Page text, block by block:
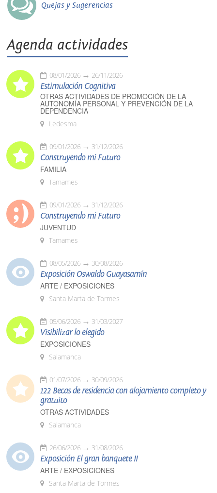
Quejas y Sugerencias
Agenda actividades
08/01/2026 26/11/2026
Estimulación Cognitiva
OTRAS ACTIVIDADES DE PROMOCIÓN DE LA
AUTONOMÍA PERSONAL Y PREVENCIÓN DE LA
DEPENDENCIA
Ledesma
09/01/2026 31/12/2026
Construyendo mi Futuro
FAMILIA
Tamames
09/01/2026 31/12/2026
Construyendo mi Futuro
JUVENTUD
Tamames
08/05/2026 30/08/2026
Exposición Oswaldo Guayasamín
ARTE / EXPOSICIONES
Santa Marta de Tormes
05/06/2026 31/03/2027
Visibilizar lo elegido
EXPOSICIONES
Salamanca
01/07/2026 30/09/2026
122 Becas de residencia con alojamiento completo y
gratuito
OTRAS ACTIVIDADES
Salamanca
26/06/2026 31/08/2026
Exposición El gran banquete II
ARTE / EXPOSICIONES
Santa Marta de Tormes